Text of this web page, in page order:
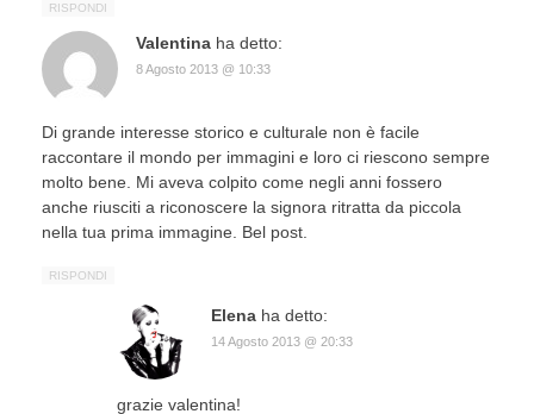
RISPONDI
Valentina ha detto:
8 Agosto 2013 @ 10:33
Di grande interesse storico e culturale non è facile
raccontare il mondo per immagini e loro ci riescono sempre
molto bene. Mi aveva colpito come negli anni fossero
anche riusciti a riconoscere la signora ritratta da piccola
nella tua prima immagine. Bel post.
RISPONDI
Elena ha detto:
14 Agosto 2013 @ 20:33
grazie valentina!